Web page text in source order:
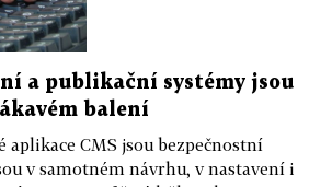
a publikační systémy jsou
balení
aplikace CMS jsou bezpečnostní
v samotném návrhu, v nastavení i